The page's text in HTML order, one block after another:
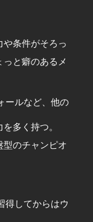
条件がそろっ
と癖のあるメ
ールなど、他の
多く持つ。
型のチャンピオ
得してからはウ